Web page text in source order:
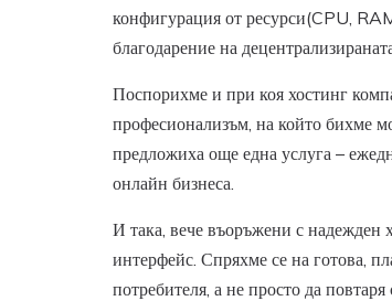
конфигурация от ресурси(CPU,
благодарение на
Поспорихме и при коя хостинг
професионализъм, на който бихме
предложиха още една услуга –
онлайн бизнеса.
И така, вече въоръжени с надежден
интерфейс. Спряхме се на готова,
потребителя, а не просто да